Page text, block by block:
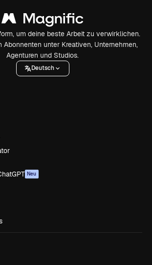
um deine beste Arbeit zu verwirklichen.
Abonnenten unter Kreativen, Unternehmen,
Agenturen und Studios.
Deutsch
Neu